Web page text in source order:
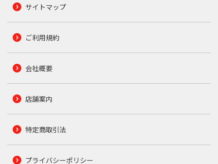
サイトマップ
ご利用規約
会社概要
店舗案内
特定商取引法
プライバシーポリシー